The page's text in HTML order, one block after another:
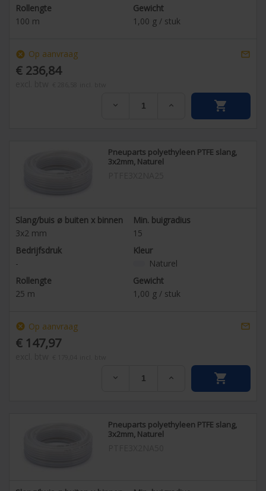
Rollengte
100 m
Gewicht
1,00 g / stuk

cancel Op aanvraag
€ 236,84
 
Pneuparts polyethyleen PTFE slang,
3x2mm, Naturel
Slang/buis ø buiten x binnen
3x2 mm
Min. buigradius
15
Bedrijfsdruk
-
Kleur
Naturel
Rollengte
25 m
Gewicht
1,00 g / stuk

cancel Op aanvraag
€ 147,97
 
Pneuparts polyethyleen PTFE slang,
3x2mm, Naturel